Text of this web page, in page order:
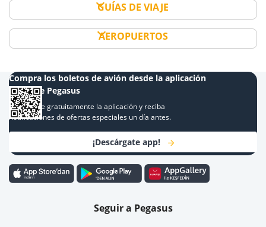
GUÍAS DE VIAJE
AEROPUERTOS
Compra los boletos de avión desde la aplicación
móvil de Pegasus
Descargue gratuitamente la aplicación y reciba
notificaciones de ofertas especiales un día antes.
¡Descárgate app!
Seguir a Pegasus